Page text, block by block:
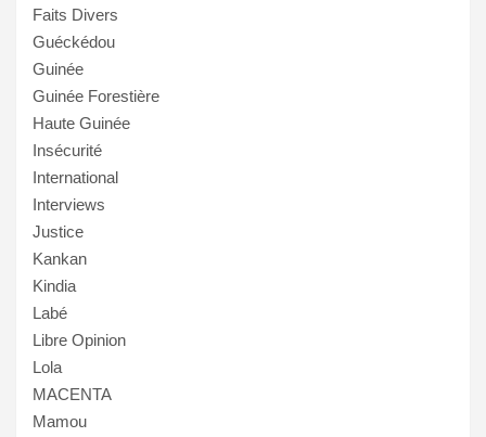
Faits Divers
Guéckédou
Guinée
Guinée Forestière
Haute Guinée
Insécurité
International
Interviews
Justice
Kankan
Kindia
Labé
Libre Opinion
Lola
MACENTA
Mamou